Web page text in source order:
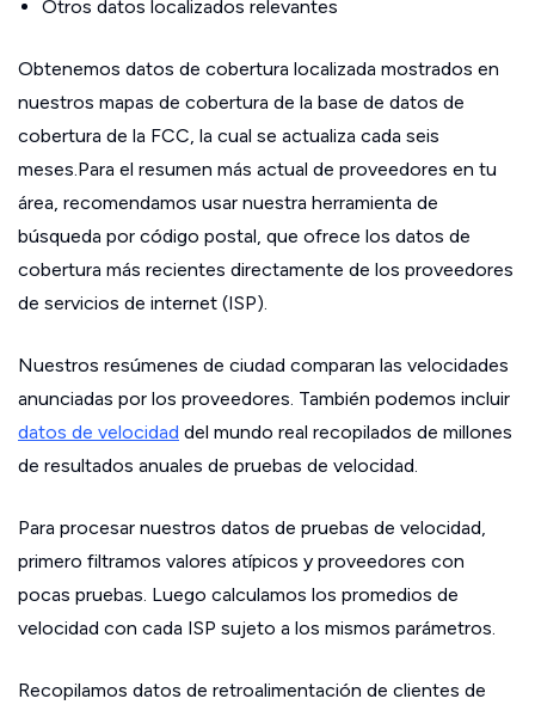
Otros datos localizados relevantes
Obtenemos datos de cobertura localizada mostrados en
nuestros mapas de cobertura de la base de datos de
cobertura de la FCC, la cual se actualiza cada seis
meses.Para el resumen más actual de proveedores en tu
área, recomendamos usar nuestra herramienta de
búsqueda por código postal, que ofrece los datos de
cobertura más recientes directamente de los proveedores
de servicios de internet (ISP).
Nuestros resúmenes de ciudad comparan las velocidades
anunciadas por los proveedores. También podemos incluir
datos de velocidad del mundo real recopilados de millones
de resultados anuales de pruebas de velocidad.
Para procesar nuestros datos de pruebas de velocidad,
primero filtramos valores atípicos y proveedores con
pocas pruebas. Luego calculamos los promedios de
velocidad con cada ISP sujeto a los mismos parámetros.
Recopilamos datos de retroalimentación de clientes de